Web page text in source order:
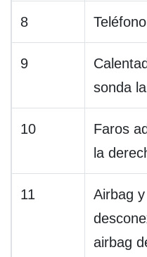
8 Teléfono
9
sonda
10
Faros
la
11
Airbag y
airbag